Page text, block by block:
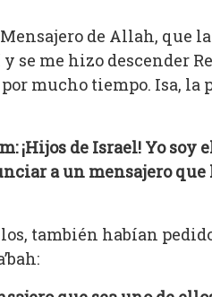
de Allah, que
se me hizo descender
mucho tiempo. Isa, la
¡Hijos de Israel! Yo
a un mensajero
también habían